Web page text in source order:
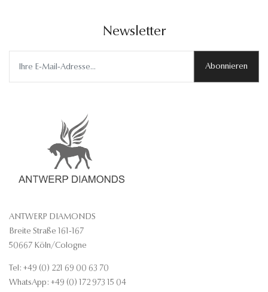
Newsletter
Abonnieren
ANTWERP DIAMONDS
Breite Straße 161-167
50667 Köln/Cologne
Tel: +49 (0) 221 69 00 63 70
WhatsApp: +49 (0) 172 973 15 04